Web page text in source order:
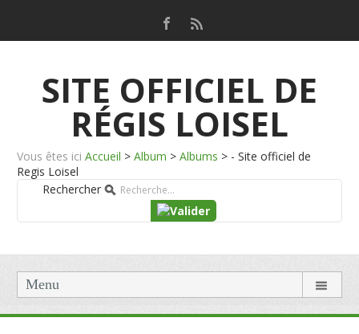
SITE OFFICIEL DE
RÉGIS LOISEL
Vous êtes ici Accueil > Album > Albums > - Site officiel de
Regis Loisel
Rechercher
Menu